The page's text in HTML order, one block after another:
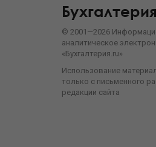
Бухгалтерия
© 2001—2026
аналитическое
«Бухгалтерия.ru»
Использование
только с письменного
редакции сайта